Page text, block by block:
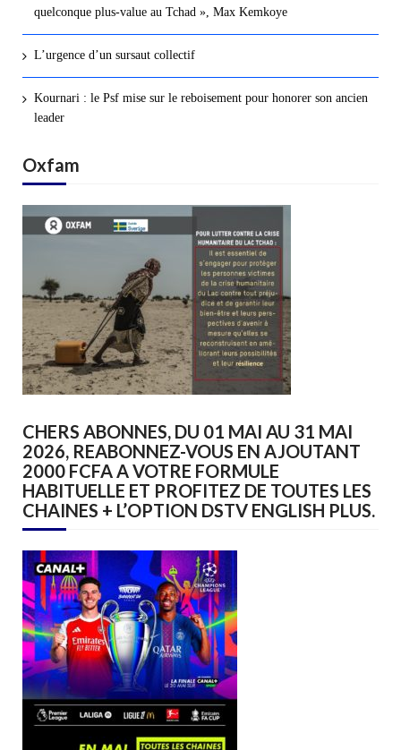
quelconque plus-value au Tchad », Max Kemkoye
L’urgence d’un sursaut collectif
Kournari : le Psf mise sur le reboisement pour honorer son ancien
leader
Oxfam
CHERS ABONNES, DU 01 MAI AU 31 MAI
2026, REABONNEZ-VOUS EN AJOUTANT
2000 FCFA A VOTRE FORMULE
HABITUELLE ET PROFITEZ DE TOUTES LES
CHAINES + L’OPTION DSTV ENGLISH PLUS.